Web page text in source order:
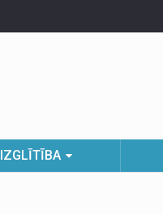
IZGLĪTĪBA